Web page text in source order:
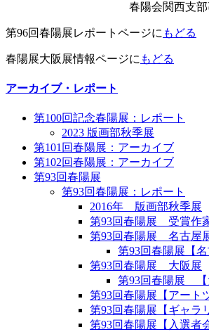
春陽会関西支
第96回春陽展レポートページに もどる
春陽展大阪展情報ページに もどる
アーカイブ・レポート
第100回記念春陽展：レポート
2023 版画部秋季展
第101回春陽展：アーカイブ
第102回春陽展：アーカイブ
第93回春陽展
第93回春陽展：レポート
2016年 版画部秋季展
第93回春陽展 受賞作
第93回春陽展 名古屋
第93回春陽展【
第93回春陽展 大阪展
第93回春陽展 【
第93回春陽展【アート
第93回春陽展【ギャラ
第93回春陽展【入選者